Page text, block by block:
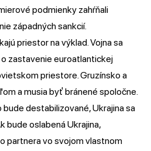
podmienky zahŕňali
západných sankcií.
priestor na výklad. Vojna sa
o zastavenie euroatlantickej
priestore. Gruzínsko a
a musia byť bránené spoločne.
destabilizované, Ukrajina sa
bude oslabená Ukrajina,
partnera vo svojom vlastnom